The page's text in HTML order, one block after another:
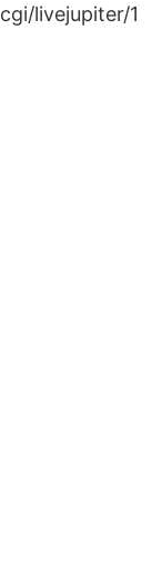
livejupiter/1